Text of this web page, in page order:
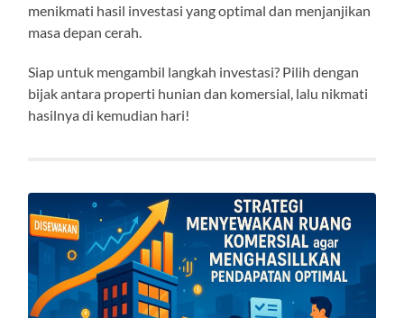
menikmati hasil investasi yang optimal dan menjanjikan
masa depan cerah.
Siap untuk mengambil langkah investasi? Pilih dengan
bijak antara properti hunian dan komersial, lalu nikmati
hasilnya di kemudian hari!